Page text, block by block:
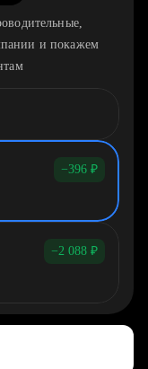
и покажем
−396 ₽
−2 088 ₽